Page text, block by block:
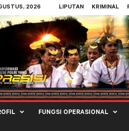
2026 LIPUTAN KRIMINAL
FUNGSI OPERASIONAL